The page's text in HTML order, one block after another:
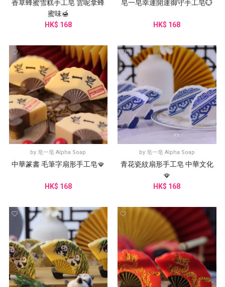
香草蜂蜜雪糕手工皂 雲呢拿蜂
蜜味🍯
HK$ 168
皂一皂幸運開運御守手工皂💮
HK$ 168
by皂一皂 Alpha Soap
中華篆書 毛筆字扇形手工皂🪭
HK$ 168
by 皂一皂 Alpha Soap
青花瓷紋扇形手工皂 中華文化
🪭
HK$ 168